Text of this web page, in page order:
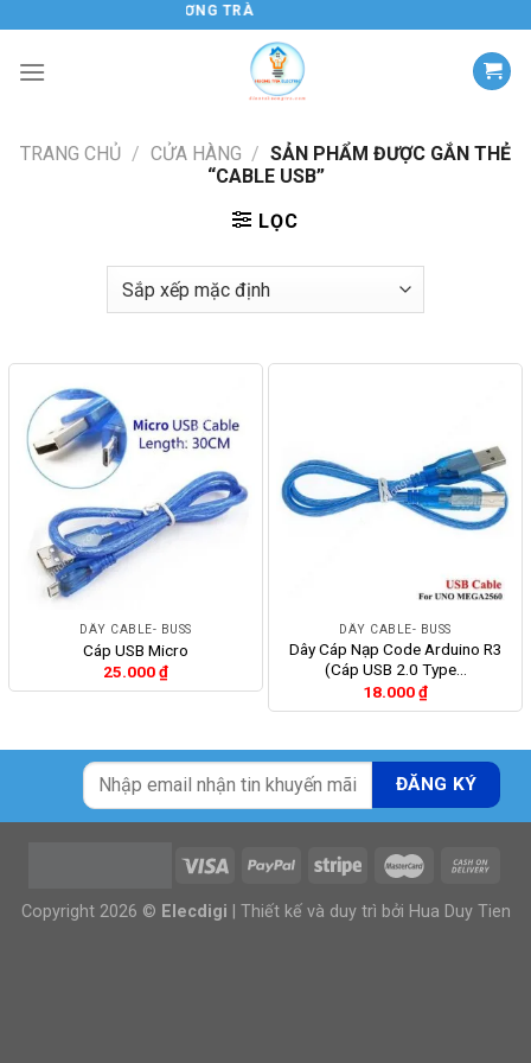
nội
ĐIỆN TỬ HƯƠNG TRÀ
TRANG CHỦ / CỬA HÀNG / SẢN PHẨM ĐƯỢC GẮN THẺ
“CABLE USB”
LỌC
DÂY CABLE- BUSS
Cáp USB Micro
25.000₫
DÂY CABLE- BUSS
Dây Cáp Nạp Code Arduino R3
(Cáp USB 2.0 Type…
18.000₫
Copyright 2026 © Elecdigi | Thiết kế và duy trì bởi Hua Duy Tien